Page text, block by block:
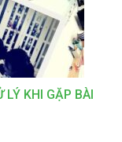
LÝ KHI GẶP BÀI